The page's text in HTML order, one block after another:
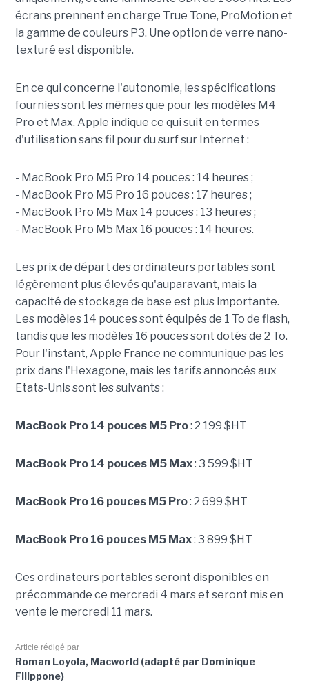
écrans prennent en charge True Tone, ProMotion et
la gamme de couleurs P3. Une option de verre nano-
texturé est disponible.
En ce qui concerne l'autonomie, les spécifications
fournies sont les mêmes que pour les modèles M4
Pro et Max. Apple indique ce qui suit en termes
d'utilisation sans fil pour du surf sur Internet :
- MacBook Pro M5 Pro 14 pouces : 14 heures ;
- MacBook Pro M5 Pro 16 pouces : 17 heures ;
- MacBook Pro M5 Max 14 pouces : 13 heures ;
- MacBook Pro M5 Max 16 pouces : 14 heures.
Les prix de départ des ordinateurs portables sont
légèrement plus élevés qu'auparavant, mais la
capacité de stockage de base est plus importante.
Les modèles 14 pouces sont équipés de 1 To de flash,
tandis que les modèles 16 pouces sont dotés de 2 To.
Pour l'instant, Apple France ne communique pas les
prix dans l'Hexagone, mais les tarifs annoncés aux
Etats-Unis sont les suivants :
MacBook Pro 14 pouces M5 Pro: 2 199 $HT
MacBook Pro 14 pouces M5 Max: 3 599 $HT
MacBook Pro 16 pouces M5 Pro: 2 699 $HT
MacBook Pro 16 pouces M5 Max: 3 899 $HT
Ces ordinateurs portables seront disponibles en
précommande ce mercredi 4 mars et seront mis en
vente le mercredi 11 mars.
Article rédigé par
Roman Loyola, Macworld (adapté par Dominique
Filippone)